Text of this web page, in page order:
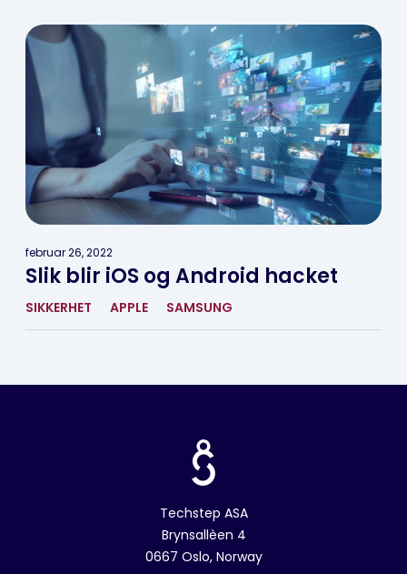
februar 26, 2022
Slik blir iOS og Android hacket
SIKKERHET APPLE SAMSUNG
Techstep ASA
Brynsallèen 4
0667 Oslo, Norway